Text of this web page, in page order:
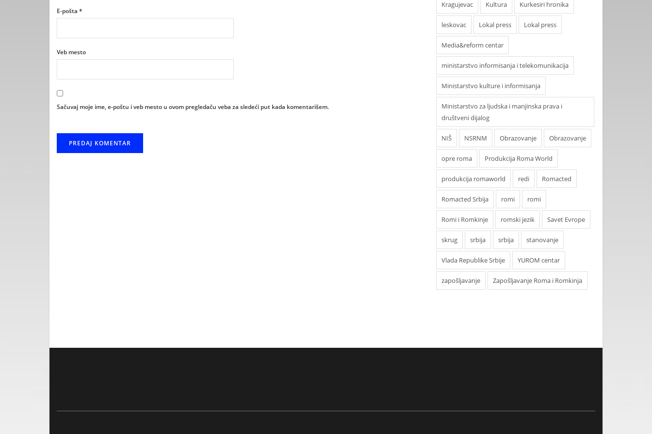
E-pošta *
Veb mesto
Sačuvaj moje ime, e-poštu i veb mesto u ovom pregledaču veba za sledeći put kada komentarišem.
Kragujevac Kultura Kurkesiri hronika
leskovac Lokal press Lokal press
Media&reform centar
ministarstvo informisanja i telekomunikacija
Ministarstvo kulture i informisanja
Ministarstvo za ljudska i manjinska prava i
društveni dijalog
NIŠ NSRNM Obrazovanje Obrazovanje
opre roma Produkcija Roma World
produkcija romaworld redi Romacted
Romacted Srbija romi romi
Romi i Romkinje romski jezik Savet Evrope
skrug srbija srbija stanovanje
Vlada Republike Srbije YUROM centar
zapošljavanje Zapošljavanje Roma i Romkinja